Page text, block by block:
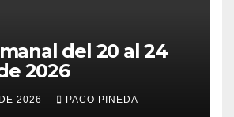
del 20 al 24
2026
2026 PACO PINEDA